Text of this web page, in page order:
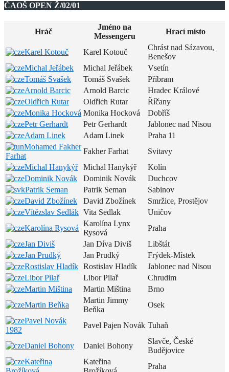
ČAOŠ OPEN Ž/02/01
Hráč
Jméno na
Messengeru
Hrací místo
Karel Kotouč Karel Kotouč
Chrást nad Sázavou,
Benešov
Michal Jeřábek
Michal Jeřábek
Vsetín
Tomáš Svašek
Tomáš Svašek
Příbram
Arnold Barcic
Arnold Barcic
Hradec Králové
Oldřich Rutar
Oldřich Rutar
Říčany
Monika Hocková Monika Hocková
Dobříš
Petr Gerhardt
Petr Gerhardt
Jablonec nad Nisou
Adam Linek
Adam Linek
Praha 11
Mohamed Fakher
Farhat
Fakher Farhat
Svitavy
Michal Hanykýř
Michal Hanykýř
Kolín
Dominik Novák
Dominik Novák
Duchcov
Patrik Seman
Patrik Seman
Sabinov
David Zbožínek
David Zbožínek
Smržice, Prostějov
Vítězslav Sedlák Vita Sedlak
Uničov
Karolína Rysová
Karolína Lynx
Rysová
Praha
Jan Diviš
Jan Díva Diviš
Libštát
Jan Prudký
Jan Prudký
Frýdek-Místek
Rostislav Hladík Rostislav Hladík
Jablonec nad Nisou
Libor Pilař
Libor Pilař
Chrudim
Martin Miština
Martin Miština
Brno
Martin Beňka
Martin Jimmy
Beňka
Osek
Pavel Novák
1982
Pavel Pajen Novák Tuhaň
Daniel Bohony Daniel Bohony
Slavče, České
Budějovice
Kateřina
Kateřina
Praha